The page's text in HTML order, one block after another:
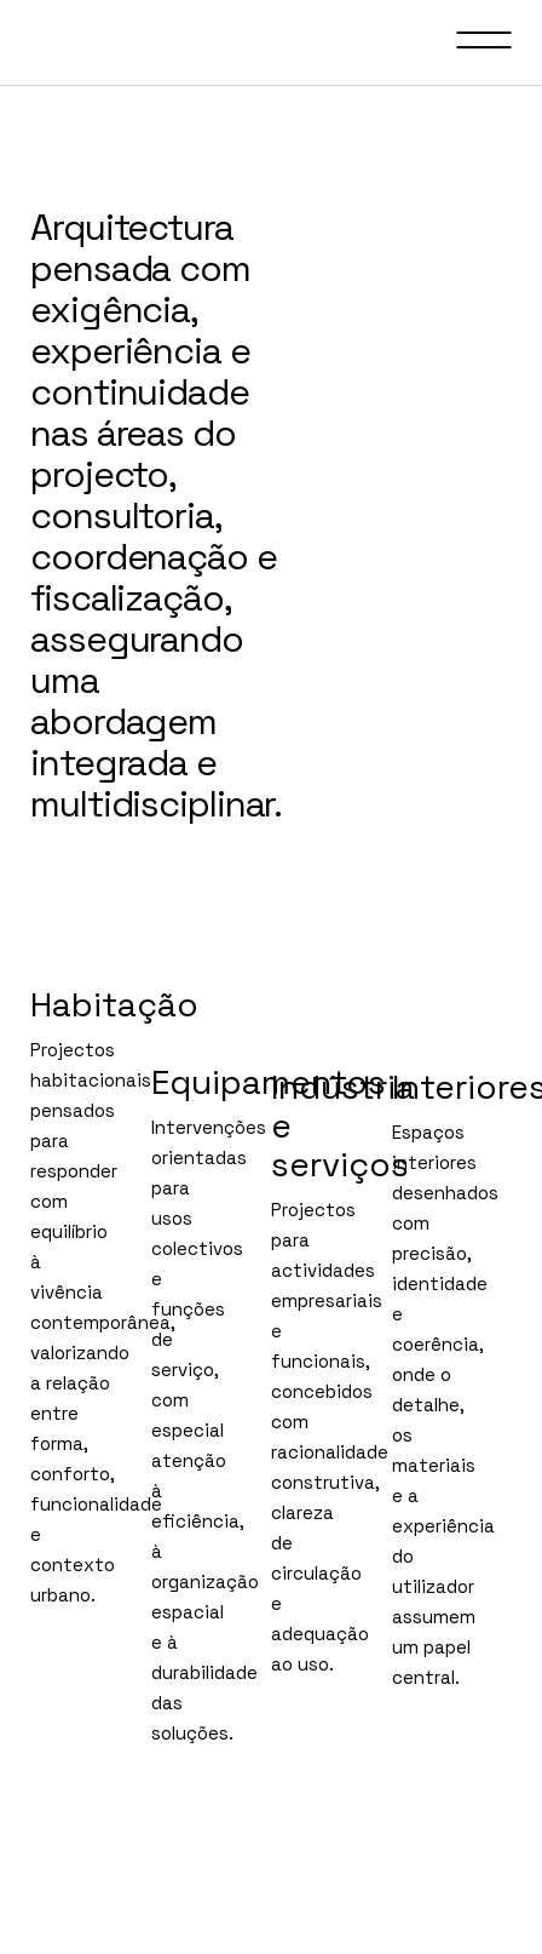
Arquitectura
pensada com
exigência,
experiência e
continuidade
nas áreas do
projecto,
consultoria,
coordenação e
fiscalização,
assegurando
uma
abordagem
integrada e
multidisciplinar.
Habitação
Projectos
habitacionais
pensados
para
responder
com
equilíbrio
à
vivência
contemporânea,
valorizando
a relação
entre
forma,
conforto,
funcionalidade
e
contexto
urbano.
Equipamentos
Intervenções
orientadas
para
usos
colectivos
e
funções
de
serviço,
com
especial
atenção
à
eficiência,
à
organização
espacial
e à
durabilidade
das
soluções.
Indústria
e
serviços
Projectos
para
actividades
empresariais
e
funcionais,
concebidos
com
racionalidade
construtiva,
clareza
de
circulação
e
adequação
ao uso.
Espaços
interiores
desenhados
com
precisão,
identidade
e
coerência,
onde o
detalhe,
os
materiais
e a
experiência
do
utilizador
assumem
um papel
central.